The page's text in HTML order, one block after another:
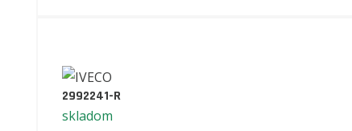
2992241-R
skladom